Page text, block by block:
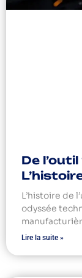
De
L’histoire de
odyssée
Lire la suite »